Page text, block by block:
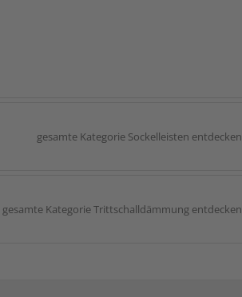
gesamte Kategorie Sockelleisten entdecken
gesamte Kategorie Trittschalldämmung entdecken